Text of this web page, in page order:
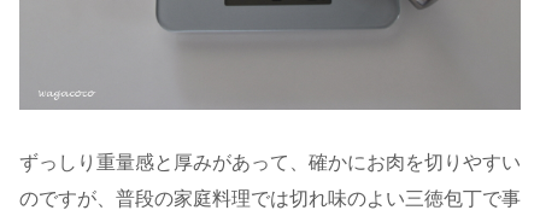
ずっしり重量感と厚みがあって、確かにお肉を切りやすい
のですが、普段の家庭料理では切れ味のよい三徳包丁で事